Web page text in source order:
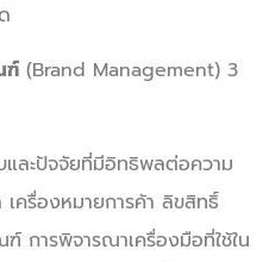
ฑ์ (Brand Management) 3
และปัจจัยที่มีอิทธิพลต่อความ
เครื่องหมายการค้า ลิขสิทธิ์
ารพิจารณาเครื่องมือที่ใช้ใน